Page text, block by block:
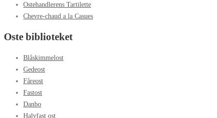
Ostehandlerens Tartilette
Chevre-chaud a la Casues
Oste biblioteket
Blåskimmelost
Gedeost
Fåreost
Fastost
Danbo
Halvfast ost